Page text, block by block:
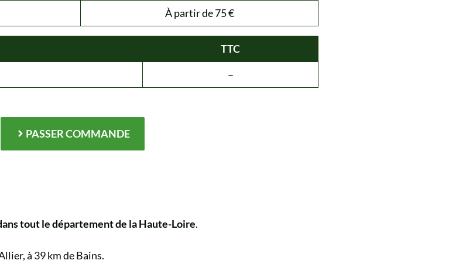
À partir de 75 €
TTC
–
PASSER COMMANDE
tout le département de la Haute-Loire.
à 39 km de Bains.